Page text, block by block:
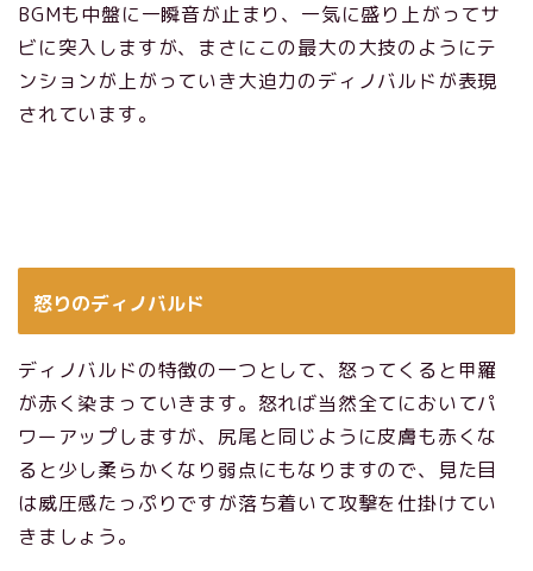
BGMも中盤に一瞬音が止まり、一気に盛り上がってサ
ビに突入しますが、まさにこの最大の大技のようにテ
ンションが上がっていき大迫力のディノバルドが表現
されています。
怒りのディノバルド
ディノバルドの特徴の一つとして、怒ってくると甲羅
が赤く染まっていきます。怒れば当然全てにおいてパ
ワーアップしますが、尻尾と同じように皮膚も赤くな
ると少し柔らかくなり弱点にもなりますので、見た目
は威圧感たっぷりですが落ち着いて攻撃を仕掛けてい
きましょう。